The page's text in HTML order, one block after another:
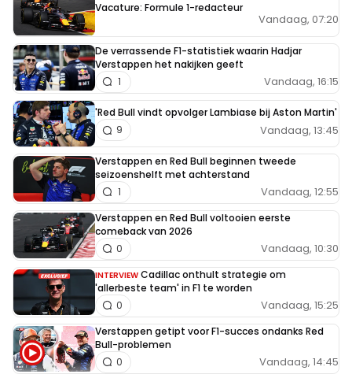
Vacature: Formule 1-redacteur
Vandaag, 07:20
De verrassende F1-statistiek waarin Hadjar
Verstappen het nakijken geeft
Vandaag, 16:15
1
'Red Bull vindt opvolger Lambiase bij Aston Martin'
Vandaag, 13:45
9
Verstappen en Red Bull beginnen tweede
seizoenshelft met achterstand
Vandaag, 12:55
1
Verstappen en Red Bull voltooien eerste
comeback van 2026
Vandaag, 10:30
0
INTERVIEW Cadillac onthult strategie om
'allerbeste team' in F1 te worden
Vandaag, 15:25
0
Verstappen getipt voor F1-succes ondanks Red
Bull-problemen
Vandaag, 14:45
0